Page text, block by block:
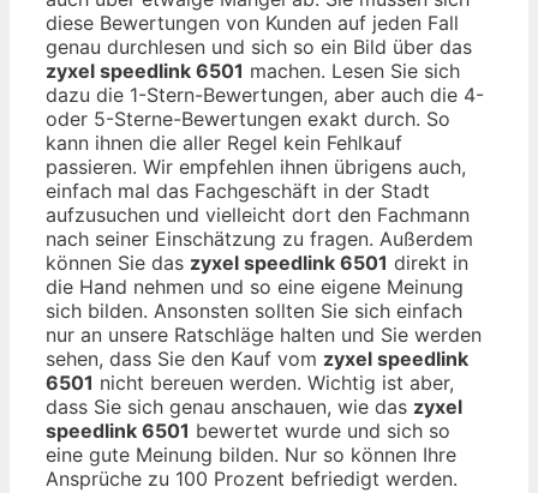
diese Bewertungen von Kunden auf jeden Fall
genau durchlesen und sich so ein Bild über das
zyxel speedlink 6501 machen. Lesen Sie sich
dazu die 1-Stern-Bewertungen, aber auch die 4-
oder 5-Sterne-Bewertungen exakt durch. So
kann ihnen die aller Regel kein Fehlkauf
passieren. Wir empfehlen ihnen übrigens auch,
einfach mal das Fachgeschäft in der Stadt
aufzusuchen und vielleicht dort den Fachmann
nach seiner Einschätzung zu fragen. Außerdem
können Sie das zyxel speedlink 6501 direkt in
die Hand nehmen und so eine eigene Meinung
sich bilden. Ansonsten sollten Sie sich einfach
nur an unsere Ratschläge halten und Sie werden
sehen, dass Sie den Kauf vom zyxel speedlink
6501 nicht bereuen werden. Wichtig ist aber,
dass Sie sich genau anschauen, wie das zyxel
speedlink 6501 bewertet wurde und sich so
eine gute Meinung bilden. Nur so können Ihre
Ansprüche zu 100 Prozent befriedigt werden.